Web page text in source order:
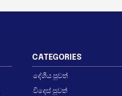
CATEGORIES
දේශීය පුවත්
විදෙස් පුවත්